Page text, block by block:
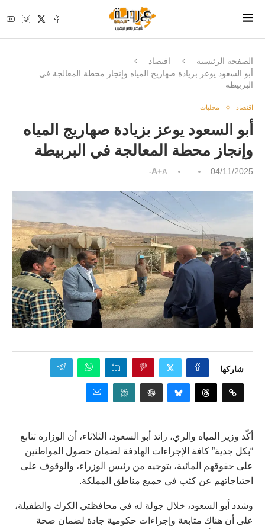
الصفحة الرئيسية
اقتصاد
أبو السعود يوعز بزيادة صهاريج المياه وإنجاز محطة المعالجة في
البربيطة
اقتصاد محليات
أبو السعود يوعز بزيادة صهاريج المياه
وإنجاز محطة المعالجة في البربيطة
04/11/2025
A+A-
شاركها
أكّد وزير المياه والري، رائد أبو السعود، الثلاثاء، أن الوزارة تتابع
“بكل جدية” كافة الإجراءات الهادفة لضمان حصول المواطنين
على حقوقهم المائية، بتوجيه من رئيس الوزراء، والوقوف على
احتياجاتهم عن كثب في جميع مناطق المملكة.
وشدد أبو السعود، خلال جولة له في محافظتي الكرك والطفيلة،
على أن هناك متابعة وإجراءات حكومية جادة لضمان صحة